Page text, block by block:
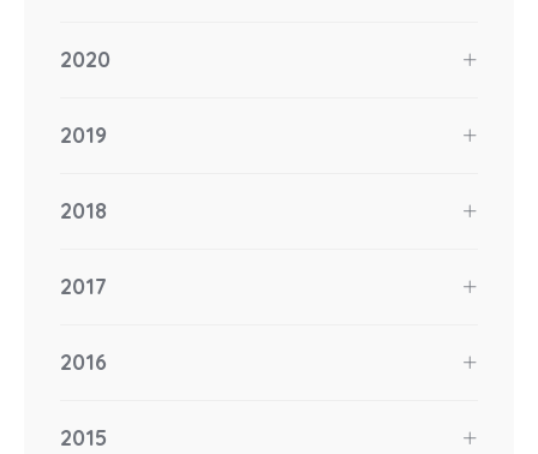
2020
2019
2018
2017
2016
2015